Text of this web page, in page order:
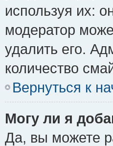
используя их:
модератор
удалить его.
количество
Вернуться к
Могу ли я
Да, вы можете